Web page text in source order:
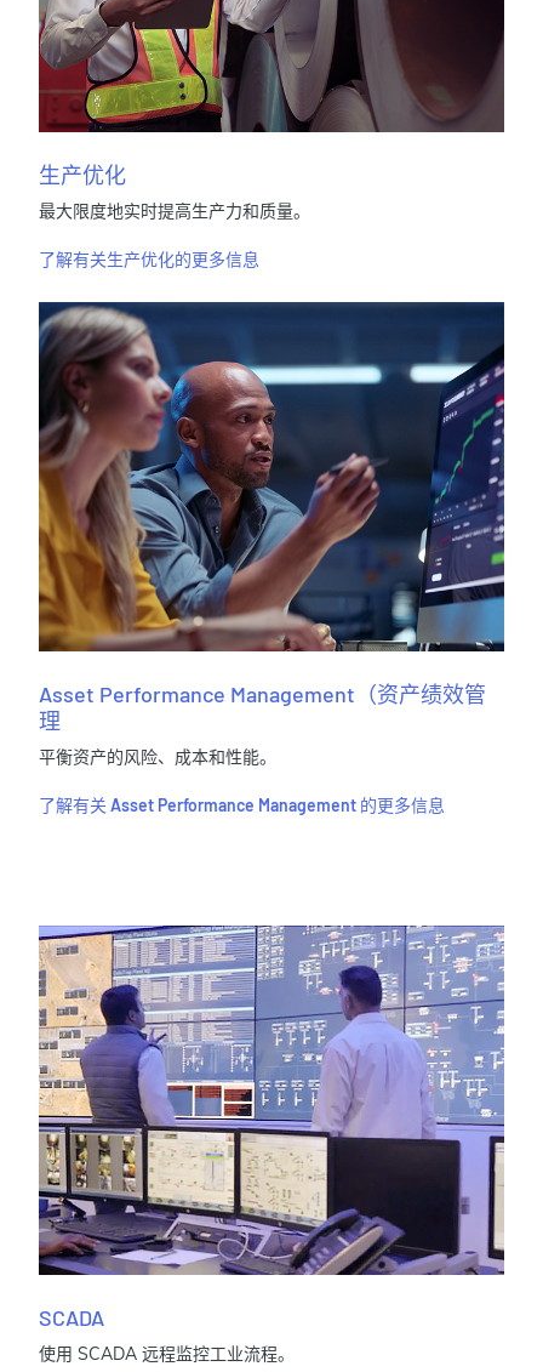
生产优化
最大限度地实时提高生产力和质量。
了解有关生产优化的更多信息
Asset Performance Management（资产绩效管
理
平衡资产的风险、成本和性能。
了解有关 Asset Performance Management 的更多信息
SCADA
使用 SCADA 远程监控工业流程。